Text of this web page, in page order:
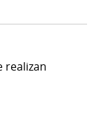
realizan